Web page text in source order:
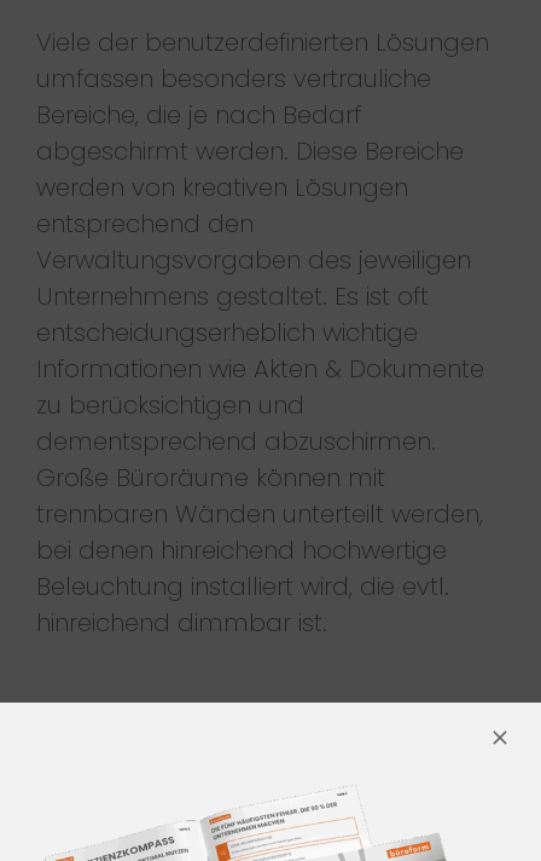
Viele der benutzerdefinierten Lösungen
umfassen besonders vertrauliche
Bereiche, die je nach Bedarf
abgeschirmt werden. Diese Bereiche
werden von kreativen Lösungen
entsprechend den
Verwaltungsvorgaben des jeweiligen
Unternehmens gestaltet. Es ist oft
entscheidungserheblich wichtige
Informationen wie Akten & Dokumente
zu berücksichtigen und
dementsprechend abzuschirmen.
Große Büroräume können mit
trennbaren Wänden unterteilt werden,
bei denen hinreichend hochwertige
Beleuchtung installiert wird, die evtl.
hinreichend dimmbar ist.
FÜHREN ZUM ZIEL
Um Ihre Büroeinrichtung moderner zu